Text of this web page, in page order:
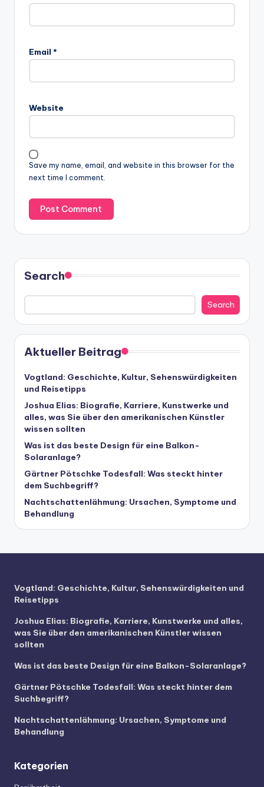
Email *
Website
Save my name, email, and website in this browser for the
next time I comment.
Search
Search
Aktueller Beitrag
Vogtland: Geschichte, Kultur, Sehenswürdigkeiten
und Reisetipps
Joshua Elias: Biografie, Karriere, Kunstwerke und
alles, was Sie über den amerikanischen Künstler
wissen sollten
Was ist das beste Design für eine Balkon-
Solaranlage?
Gärtner Pötschke Todesfall: Was steckt hinter
dem Suchbegriff?
Nachtschattenlähmung: Ursachen, Symptome und
Behandlung
Vogtland: Geschichte, Kultur, Sehenswürdigkeiten und
Reisetipps
Joshua Elias: Biografie, Karriere, Kunstwerke und alles,
was Sie über den amerikanischen Künstler wissen
sollten
Was ist das beste Design für eine Balkon-Solaranlage?
Gärtner Pötschke Todesfall: Was steckt hinter dem
Suchbegriff?
Nachtschattenlähmung: Ursachen, Symptome und
Behandlung
Kategorien